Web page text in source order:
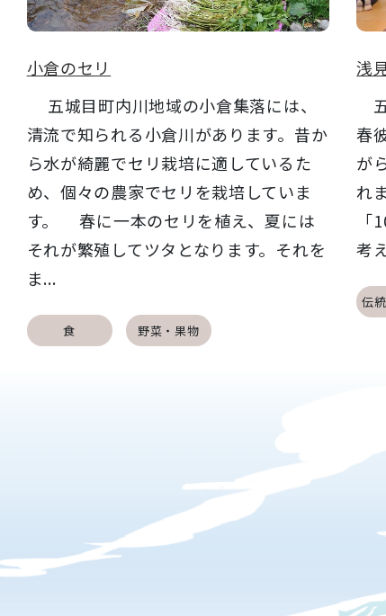
小倉のセリ
五城目町内川地域の小倉集落には、
清流で知られる小倉川があります。昔か
ら水が綺麗でセリ栽培に適しているた
め、個々の農家でセリを栽培していま
す。 春に一本のセリを植え、夏には
それが繁殖してツタとなります。それを
ま...
食 野菜・果物
浅
春
が
れ
考
伝